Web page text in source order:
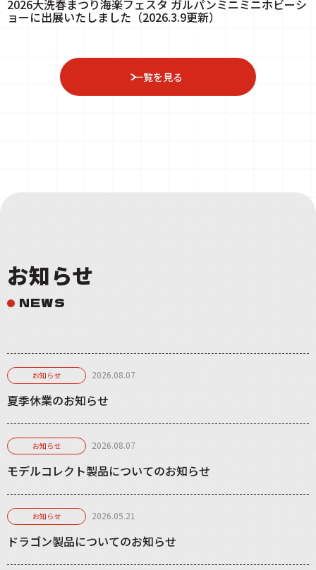
2026大洗春まつり海楽フェスタ ガルパンミニミニホビーシ
ョーに出展いたしました（2026.3.9更新）
一覧を見る
お知らせ
NEWS
お知らせ 2026.08.07
夏季休業のお知らせ
お知らせ 2026.08.07
モデルコレクト製品についてのお知らせ
お知らせ 2026.05.21
ドラゴン製品についてのお知らせ